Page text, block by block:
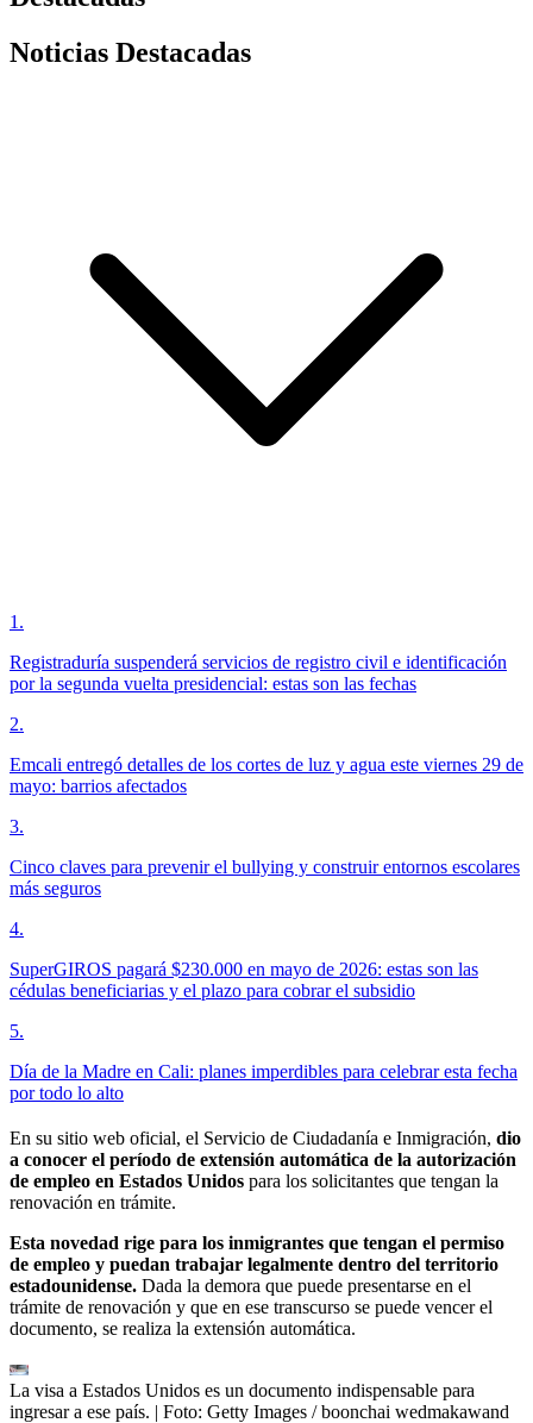
Noticias Destacadas
1 .
Registraduría suspenderá servicios de registro civil e identificación
por la segunda vuelta presidencial: estas son las fechas
2.
Emcali entregó detalles de los cortes de luz y agua este viernes 29 de
mayo: barrios afectados
3.
Cinco claves para prevenir el bullying y construir entornos escolares
más seguros
4.
SuperGIROS pagará $230.000 en mayo de 2026: estas son las
cédulas beneficiarias y el plazo para cobrar el subsidio
5.
Día de la Madre en Cali: planes imperdibles para celebrar esta fecha
por todo lo alto
En su sitio web oficial, el Servicio de Ciudadanía e Inmigración, dio
a conocer el período de extensión automática de la autorización
de empleo en Estados Unidos para los solicitantes que tengan la
renovación en trámite.
Esta novedad rige para los inmigrantes que tengan el permiso
de empleo y puedan trabajar legalmente dentro del territorio
estadounidense. Dada la demora que puede presentarse en el
trámite de renovación y que en ese transcurso se puede vencer el
documento, se realiza la extensión automática.
La visa a Estados Unidos es un documento indispensable para
ingresar a ese país. | Foto: Getty Images / boonchai wedmakawand